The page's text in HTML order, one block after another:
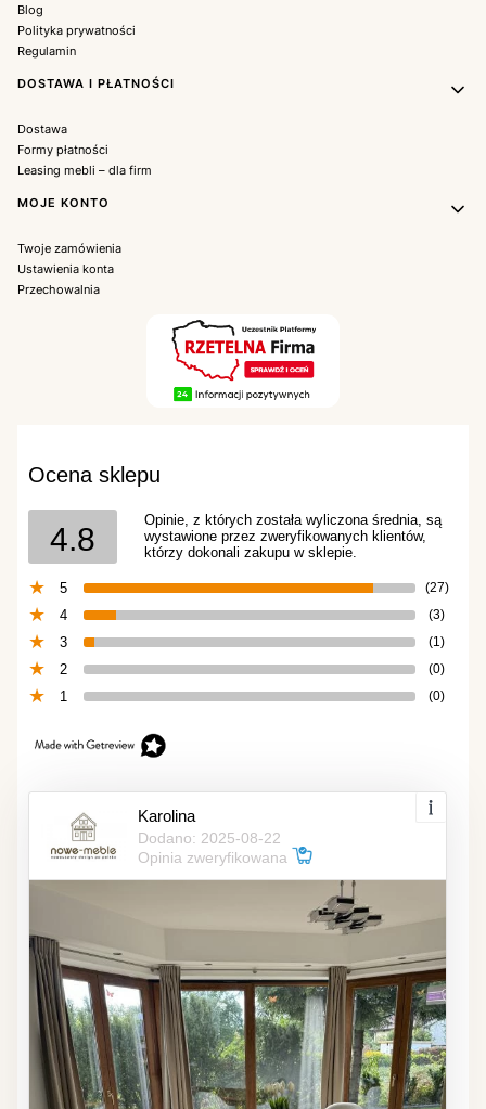
Blog
Polityka prywatności
Regulamin
DOSTAWA I PŁATNOŚCI
Dostawa
Formy płatności
Leasing mebli – dla firm
MOJE KONTO
Twoje zamówienia
Ustawienia konta
Przechowalnia
Ocena sklepu
4.8
Opinie, z których została wyliczona średnia, są
wystawione przez zweryfikowanych klientów,
którzy dokonali zakupu w sklepie.
5 (27)
4 (3)
3 (1)
2 (0)
1 (0)
Karolina
Dodano: 2025-08-22
Opinia zweryfikowana